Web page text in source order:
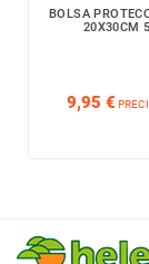
BOLSA
20X30CM
9,95 €